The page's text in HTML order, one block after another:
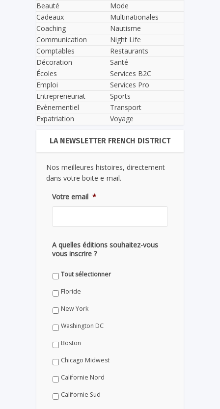
Beauté
Cadeaux
Coaching
Communication
Comptables
Décoration
Écoles
Emploi
Entrepreneuriat
Evènementiel
Expatriation
Mode
Multinationales
Nautisme
Night Life
Restaurants
Santé
Services B2C
Services Pro
Sports
Transport
Voyage
LA NEWSLETTER FRENCH DISTRICT
Nos meilleures histoires, directement
dans votre boite e-mail.
Votre email *
A quelles éditions souhaitez-vous
vous inscrire ?
Tout sélectionner
Floride
New York
Washington DC
Boston
Chicago Midwest
Californie Nord
Californie Sud